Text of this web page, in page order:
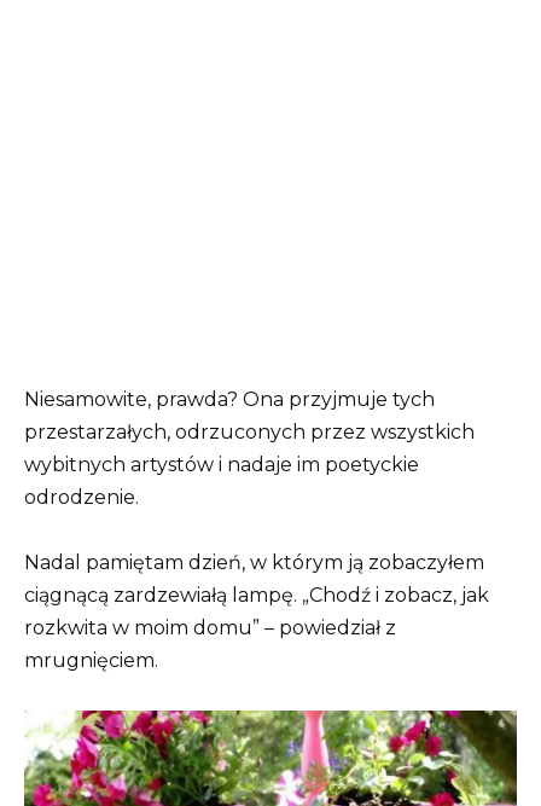
Niesamowite, prawda? Ona przyjmuje tych
przestarzałych, odrzuconych przez wszystkich
wybitnych artystów i nadaje im poetyckie
odrodzenie.
Nadal pamiętam dzień, w którym ją zobaczyłem
ciągnącą zardzewiałą lampę. „Chodź i zobacz, jak
rozkwita w moim domu” – powiedział z
mrugnięciem.